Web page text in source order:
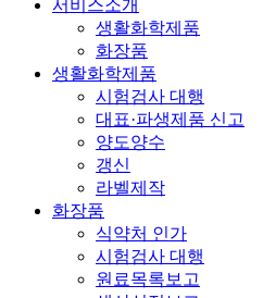
서비스소개
생활화학제품
화장품
생활화학제품
시험검사 대행
대표·파생제품 신고
양도양수
갱신
라벨제작
화장품
식약처 인가
시험검사 대행
원료목록보고